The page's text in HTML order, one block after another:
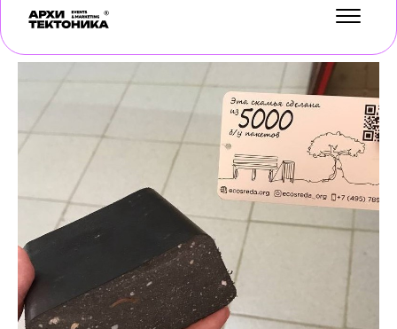
УСЛУГИ
БЛОГ
КЕЙСЫ
О НАС
ОТЗЫВЫ